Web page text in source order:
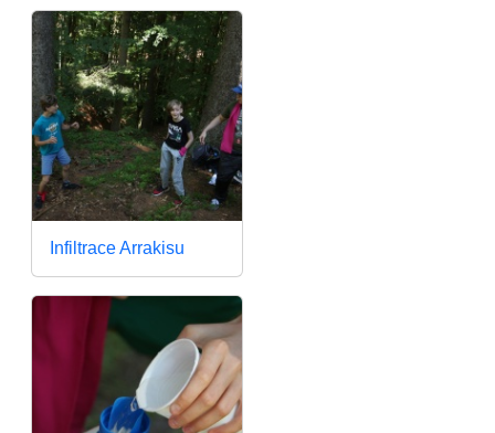
Infiltrace Arrakisu